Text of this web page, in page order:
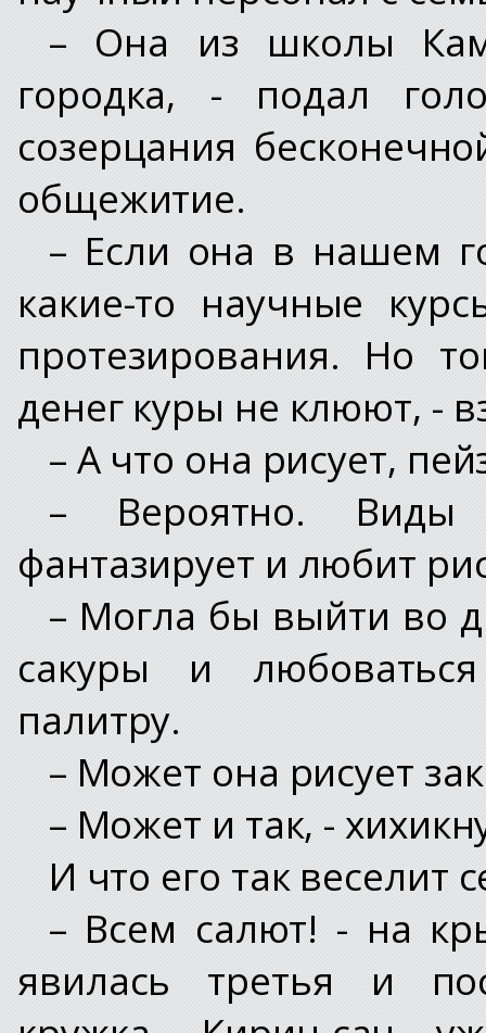
– Она из школы
городка, - подал
созерцания
общежитие.
– Если она в нашем
какие-то научные
протезирования. Но
денег куры не клюют, -
– А что она рисует,
– Вероятно. Виды
фантазирует и любит
– Могла бы выйти во
сакуры и
палитру.
– Может она рисует
– Может и так, -
И что его так веселит
– Всем салют! - на
явилась третья и